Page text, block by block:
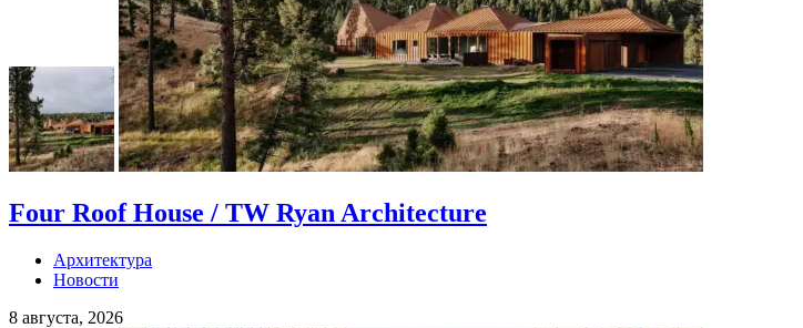
Four Roof House / TW Ryan Architecture
Архитектура
Новости
8 августа, 2026